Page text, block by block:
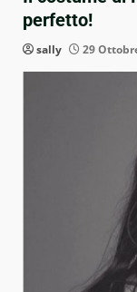
perfetto!
sally 29